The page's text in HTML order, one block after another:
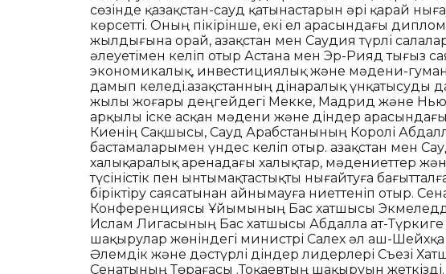
сөзінде қазақстан-сауд қатынастарын әрі қарай
көрсетті. Оның пікірінше, екі ел арасындағы
жылдығына орай, Қазақстан мен Саудия түрлі
әлеуетімен келіп отыр Астана мен Эр-Рияд тығыз
экономикалық, инвестициялық және мәдени-
дамып келеді.Қазақстанның дінаралық үнқатысуды
жылы жоғары деңгейдегі Мекке, Мадрид және
арқылы іске асқан мәдени және діндер арасындағы
Киенің Сақшысы, Сауд Арабстанының Королі
бастамаларымен үндес келіп отыр. Қазақстан мен
халықаралық аренадағы халықтар, мәдениеттер
түсіністік пен ынтымақтастықты нығайтуға
біріктіру саясатынан айнымауға ниеттеніп отыр.
Конференциясы Ұйымының Бас хатшысы
Ислам Лигасының Бас хатшысы Абдалла ат-Түркиге
шақырулар жөніндегі министрі Салех әл аш-
Әлемдік және дәстүрлі діндер лидерлері Съезі
Сенатының Төрағасы Қ.Тоқаевтың шақыруын жеткізді.